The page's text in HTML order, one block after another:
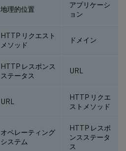
地理的位置
アプリケーシ
ョン
HTTP リクエスト
メソッド
ドメイン
HTTP レスポンス
ステータス
URL
URL
HTTP リクエ
ストメソッド
オペレーティング
システム
HTTP レスポ
ンスステータ
ス